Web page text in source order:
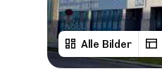
Alle Bilder